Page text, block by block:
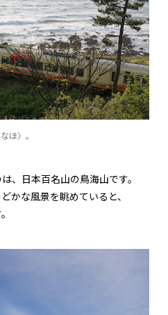
ほ〉。
、日本百名山の鳥海山です。
かな風景を眺めていると、